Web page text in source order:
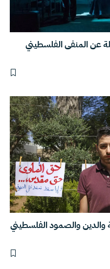
عن المنفى الفلسطيني
والصمود الفلسطيني